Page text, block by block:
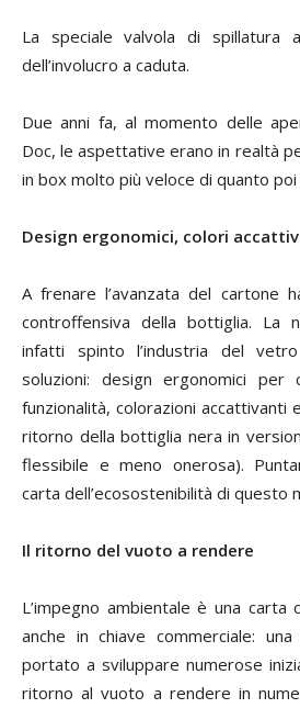
La speciale valvola di spillatura
dell’involucro a caduta.
Due anni fa, al momento delle
Doc, le aspettative erano in realtà
in box molto più veloce di quanto
Design ergonomici, colori
A frenare l’avanzata del cartone
controffensiva della bottiglia. La
infatti spinto l’industria del
soluzioni: design ergonomici per
funzionalità, colorazioni accattivanti
ritorno della bottiglia nera in
flessibile e meno onerosa).
carta dell’ecosostenibilità di questo
Il ritorno del vuoto a rendere
L’impegno ambientale è una
anche in chiave commerciale:
portato a sviluppare numerose
ritorno al vuoto a rendere in